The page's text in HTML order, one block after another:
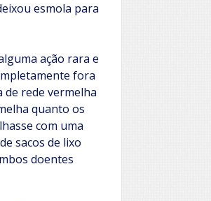
esmola para
ação rara e
fora
de rede vermelha
quanto os
com uma
sacos de lixo
doentes